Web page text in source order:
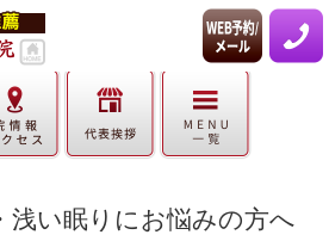
浅い眠りにお悩みの方へ